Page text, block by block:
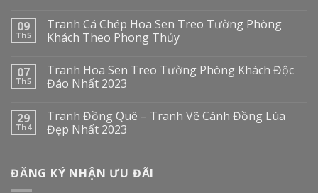
09
Th5
Tranh Cá Chép Hoa Sen Treo Tường Phòng
Khách Theo Phong Thủy
07
Th5
Tranh Hoa Sen Treo Tường Phòng Khách Độc
Đáo Nhất 2023
29
Th4
Tranh Đồng Quê – Tranh Vẽ Cánh Đồng Lúa
Đẹp Nhất 2023
ĐĂNG KÝ NHẬN ƯU ĐÃI